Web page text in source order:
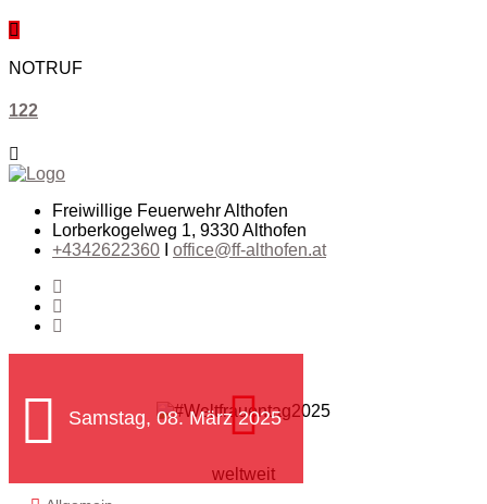
NOTRUF
122
Freiwillige Feuerwehr Althofen
Lorberkogelweg 1, 9330 Althofen
+4342622360
office@ff-althofen.at
Samstag, 08. März 2025
weltweit